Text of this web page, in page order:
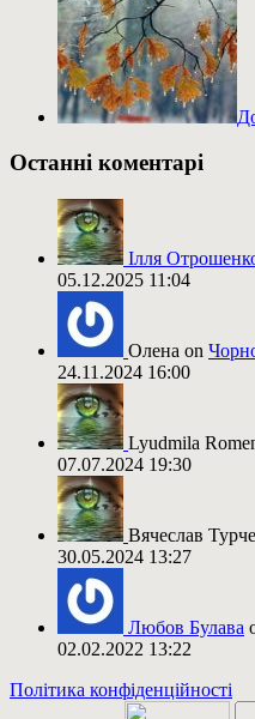
Останні коментарі
Ілля
05.12.2025 11:04
Олена on
24.11.2024 16:00
Lyudmila
07.07.2024 19:30
Вячеслав
30.05.2024 13:27
Любов Булава
02.02.2022 13:22
Політика конфіденційності